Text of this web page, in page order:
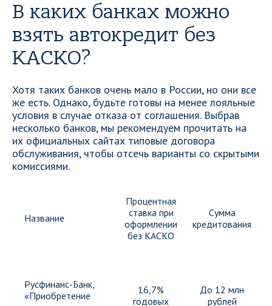
В каких банках можно
взять автокредит без
КАСКО?
Хотя таких банков очень мало в России, но они все
же есть. Однако, будьте готовы на менее лояльные
условия в случае отказа от соглашения. Выбрав
несколько банков, мы рекомендуем прочитать на
их официальных сайтах типовые договора
обслуживания, чтобы отсечь варианты со скрытыми
комиссиями.
Название
Процентная
ставка при
оформлении
без КАСКО
Сумма
кредитования
Русфинанс-Банк,
«Приобретение
16,7%
годовых
До 12 млн
рублей